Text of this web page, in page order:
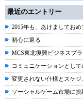
最近のエントリー
2015年も、あけましておめ
初心に返る
MCS東北復興ビジネスプ
コミュニケーションとし
変更されない仕様とスケ
ソーシャルゲーム市場に挑